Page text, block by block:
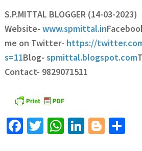
S.P.MITTAL BLOGGER (14-03-2023)
Website- www.spmittal.in
me on Twitter- https://
s=11Blog- spmittal.blogspot.com
Contact- 9829071511
Facebook
TwitterWhatsApp
LinkedIn